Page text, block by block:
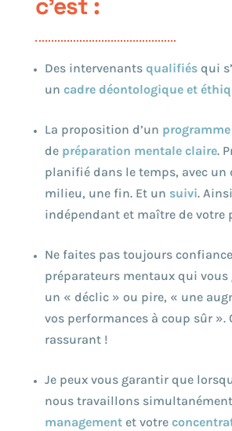
c’est :
Des intervenants qualifiésqui
un cadre déontologique et
La proposition d’un
depréparation mentale claire.
planifié dans le temps, avec un
milieu, une fin. Et un suivi.
indépendant et maître de votre
Ne faites pas toujours
préparateurs mentaux qui
un « déclic » ou pire, « une
vos performances à coup sûr ».
rassurant !
Je peux vous garantir que
nous travaillons
managementet votre